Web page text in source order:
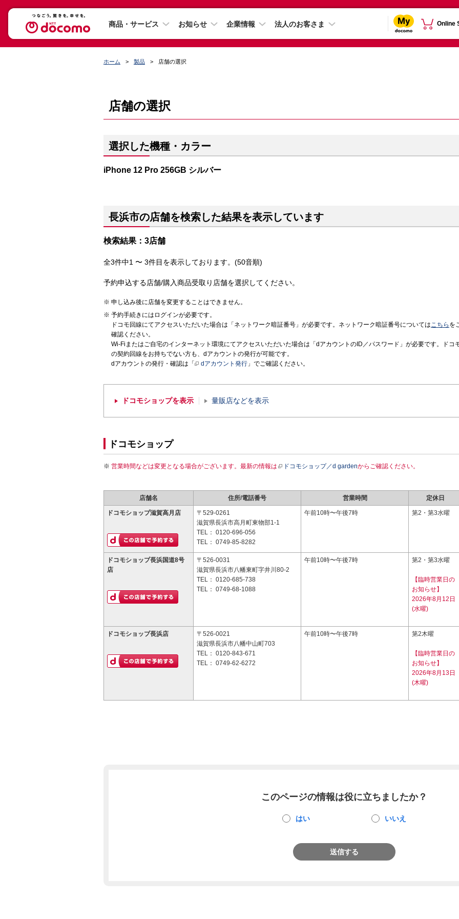
商品・サービス お知らせ 企業情報 法人のお客さま Online
ホーム 製品 店舗の選択
店舗の選択
選択した機種・カラー
iPhone 12 Pro 256GB シルバー
長浜市の店舗を検索した結果を表示しています
検索結果：3店舗
全3件中1 〜 3件目を表示しております。(50音順)
予約申込する店舗/購入商品受取り店舗を選択してください。
申し込み後に店舗を変更することはできません。
予約手続きにはログインが必要です。
ドコモ回線にてアクセスいただいた場合は「ネットワーク暗証番号」が必要です。ネットワーク暗証番号についてはこちら を
確認ください。
Wi-Fiまたはご自宅のインターネット環境にてアクセスいただいた場合は「dアカウントのID／パスワード」が必要です。ドコ
の契約回線をお持ちでない方も、dアカウントの発行が可能です。
dアカウントの発行・確認は「
dアカウント発行 」でご確認ください。
ドコモショップを表示 量販店などを表示
ドコモショップ
営業時間などは変更となる場合がございます。最新の情報は ドコモショップ／d gardenからご確認ください。
店舗名 住所/電話番号 営業時間 定休日
ドコモショップ滋賀高月店
〒529-0261
滋賀県長浜市高月町東物部1-1
TEL： 0120-696-056
TEL： 0749-85-8282
午前10時〜午後7時 第2・第3水曜
ドコモショップ長浜国道8号
店
〒526-0031
滋賀県長浜市八幡東町字井川80-2
TEL： 0120-685-738
TEL： 0749-68-1088
午前10時〜午後7時 第2・第3水曜
【臨時営業日の
お知らせ】
2026年8月12日
(水曜)
ドコモショップ長浜店
〒526-0021
滋賀県長浜市八幡中山町703
TEL： 0120-843-671
TEL： 0749-62-6272
午前10時〜午後7時 第2木曜
【臨時営業日の
お知らせ】
2026年8月13日
(木曜)
このページの情報は役に立ちましたか？
はい いいえ
送信する